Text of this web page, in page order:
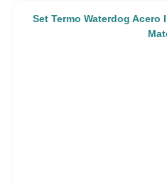
Set Termo Waterdog